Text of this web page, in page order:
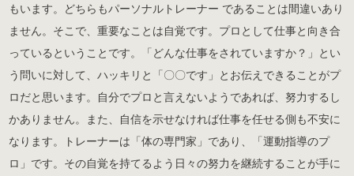
もいます。どちらもパーソナルトレーナー であることは間違いあり
ません。そこで、重要なことは自覚です。プロとして仕事と向き合
っているということです。「どんな仕事をされていますか？」とい
う問いに対して、ハッキリと「〇〇です」とお伝えできることがプ
ロだと思います。自分でプロと言えないようであれば、努力するし
かありません。また、自信を示せなければ仕事を任せる側も不安に
なります。トレーナーは「体の専門家」であり、「運動指導のプ
ロ」です。その自覚を持てるよう日々の努力を継続することが手に